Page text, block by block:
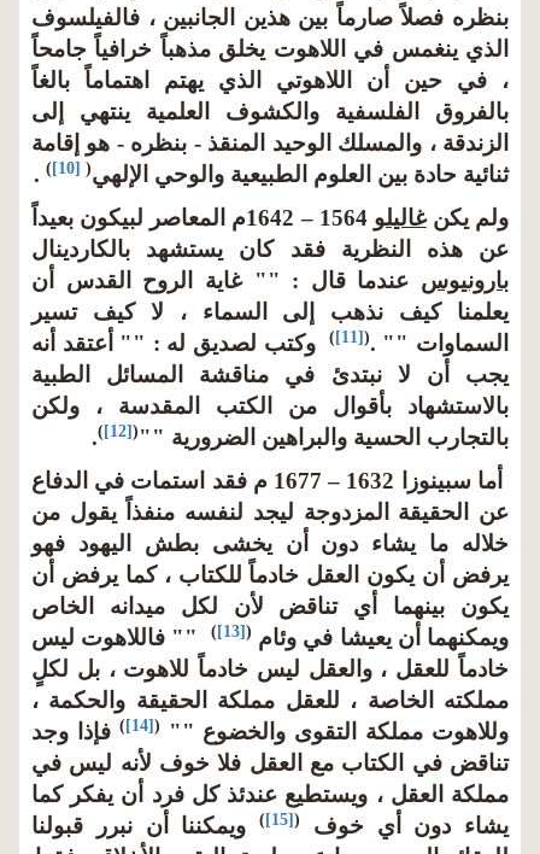
بنظره فصلاً صارماً بين هذين الجانبين ، فالفيلسوف
الذي ينغمس في اللاهوت يخلق مذهباً خرافياً جامحاً
، في حين أن اللاهوتي الذي يهتم اهتماماً بالغاً
بالفروق الفلسفية والكشوف العلمية ينتهي إلى
الزندقة ، والمسلك الوحيد المنقذ - بنظره - هو إقامة
ثنائية حادة بين العلوم الطبيعية والوحي الإلهي(
[10]
)
.
ولم يكنغاليلو
1564 – 1642م المعاصر لبيكون بعيداً
عن هذه النظرية فقد كان يستشهد بالكاردينال
بارونيوس عندما قال : "" غاية الروح القدس أن
يعلمنا كيف نذهب إلى السماء ، لا كيف تسير
السماوات "" .(
[11]
)
وكتب لصديق له : "" أعتقد أنه
يجب أن لا نبتدئ في مناقشة المسائل الطبية
بالاستشهاد بأقوال من الكتب المقدسة ، ولكن
بالتجارب الحسية والبراهين الضرورية "" (
[12]
)
.
أما سبينوزا 1632 – 1677 م فقد استمات في الدفاع
عن الحقيقة المزدوجة ليجد لنفسه منفذاً يقول من
خلاله ما يشاء دون أن يخشى بطش اليهود فهو
يرفض أن يكون العقل خادماً للكتاب ، كما يرفض أن
يكون بينهما أي تناقض لأن لكل ميدانه الخاص
ويمكنهما أن يعيشا في وئام (
[13]
)
"" فاللاهوت ليس
خادماً للعقل ، والعقل ليس خادماً للاهوت ، بل لكلٍ
مملكته الخاصة ، للعقل مملكة الحقيقة والحكمة ،
وللاهوت مملكة التقوى والخضوع ""
(
[14]
) فإذا وجد
تناقض في الكتاب مع العقل فلا خوف لأنه ليس في
مملكة العقل ، ويستطيع عندئذ كل فرد أن يفكر كما
يشاء دون أي خوف
(
[15]
)
ويمكننا أن نبرر قبولنا